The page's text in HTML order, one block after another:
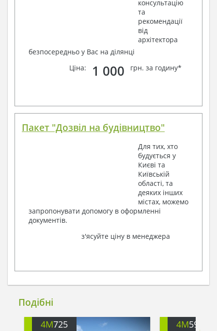
консультацію
та
рекомендації
від
архітектора
безпосередньо у Вас на ділянці
Ціна:
1 000 грн. за годину*
Пакет "Дозвіл на будівництво"
Для тих, хто
будується у
Києві та
Київській
області, та
деяких інших
містах, можемо
запропонувати допомогу в оформленні
документів.
з'ясуйте ціну в менеджера
Подібні
4M725 4M592